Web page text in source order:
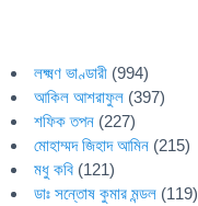
লক্ষ্মণ ভাণ্ডারী (994)
আকিল আশরাফুল (397)
শফিক তপন (227)
মোহাম্মদ জিহাদ আমিন (215)
মধু কবি (121)
ডাঃ সন্তোষ কুমার মন্ডল (119)